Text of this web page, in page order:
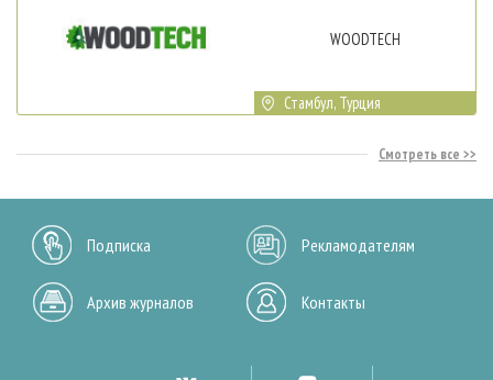
WOODTECH
Стамбул, Турция
Смотреть все
Подписка Рекламодателям
Архив журналов Контакты